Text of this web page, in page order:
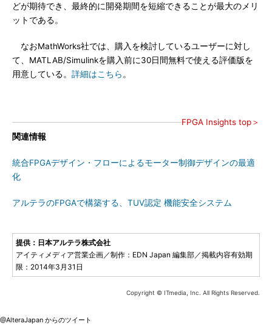
どが期待でき、最終的に開発期間を短縮できることが最大のメリ
ットである。
なおMathWorks社では、購入を検討しているユーザーに対し
て、MATLAB/Simulinkを購入前に30日間無料で使える評価版を
用意している。 詳細はこちら 。
FPGA Insights top＞
関連情報
統合FPGAデザイン・フローによるモーター制御デザインの最適
化
アルテラのFPGAで構築する、TUV認定 機能安全システム
提供：日本アルテラ株式会社
アイティメディア営業企画／制作：EDN Japan 編集部／掲載内容有効期
限：2014年3月31日
Copyright © ITmedia, Inc. All Rights Reserved.
@AlteraJapan からのツイート